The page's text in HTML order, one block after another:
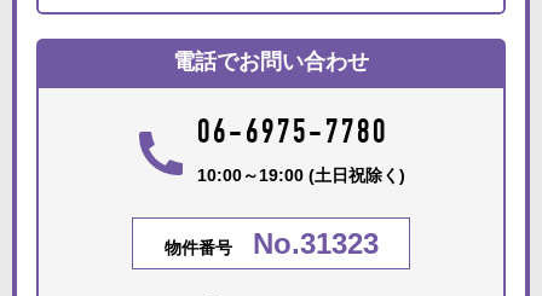
電話でお問い合わせ
06-6975-7780
10:00～19:00 (土日祝除く)
物件番号 No.31323